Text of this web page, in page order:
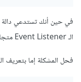
في حين أنك تستدعي دالة
الـ Event Listener متجاهل أصلا .
فحل المشكلة إما بتعريف